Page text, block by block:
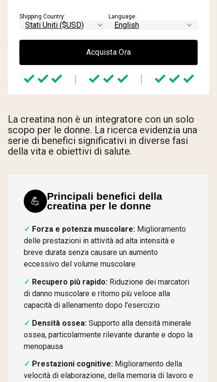
La creatina non è un integratore con un solo
scopo per le donne. La ricerca evidenzia una
serie di benefici significativi in diverse fasi
della vita e obiettivi di salute.
💪
Principali benefici della
creatina per le donne
Forza e potenza muscolare: Miglioramento
delle prestazioni in attività ad alta intensità e
breve durata senza causare un aumento
eccessivo del volume muscolare
Recupero più rapido: Riduzione dei marcatori
di danno muscolare e ritorno più veloce alla
capacità di allenamento dopo l'esercizio
Densità ossea: Supporto alla densità minerale
ossea, particolarmente rilevante durante e dopo la
menopausa
Prestazioni cognitive: Miglioramento della
velocità di elaborazione, della memoria di lavoro e
Shipping Country: Language:
Acquista Ora